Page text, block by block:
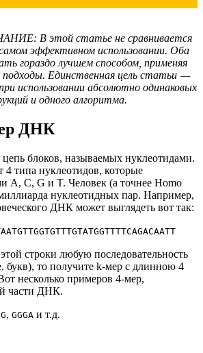
В этой статье не сравнивается
эффективном использовании. Оба
гораздо лучшем способом, применяя
подходы. Единственная цель статьи —
использовании абсолютно одинаковых
и одного алгоритма.
ДНК
блоков, называемых нуклеотидами.
типа нуклеотидов, которые
A, C, G и T. Человек (а точнее Homo
нуклеотидных пар. Например,
ДНК может выглядеть вот так:
строки любую последовательность
букв), то получите k-мер с длинною 4
несколько примеров 4-мер,
части ДНК.
, GGGA и т.д.